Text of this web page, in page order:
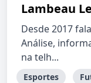
Lambeau
Desde 2017
Análise,
na telh...
Esportes